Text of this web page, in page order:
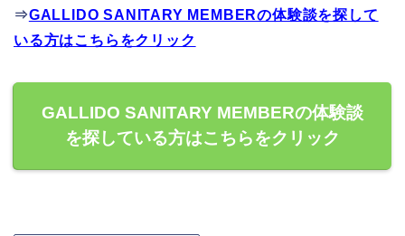
⇒GALLIDO SANITARY MEMBERの体験談を探して
いる方はこちらをクリック
GALLIDO SANITARY MEMBERの体験談
を探している方はこちらをクリック